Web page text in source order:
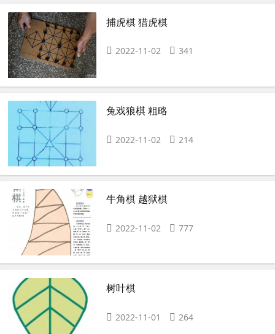
捕虎棋 猎虎棋
2022-11-02 341
兔戏狼棋 粗略
2022-11-02 214
牛角棋 越狱棋
2022-11-02 777
树叶棋
2022-11-01 264